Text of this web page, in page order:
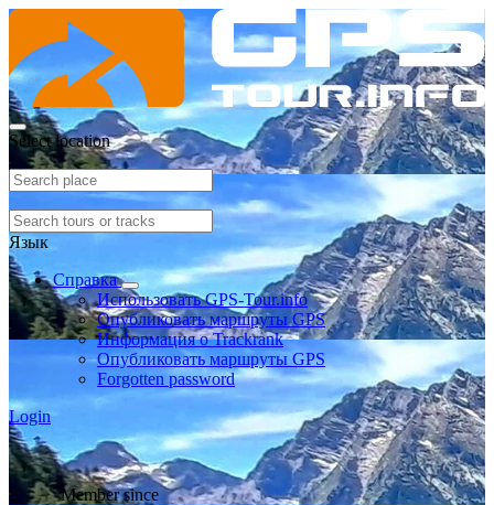
Select location
Язык
Справка
Использовать GPS-Tour.info
Опубликовать маршруты GPS
Информация о Trackrank
Опубликовать маршруты GPS
Forgotten password
Login
Member since